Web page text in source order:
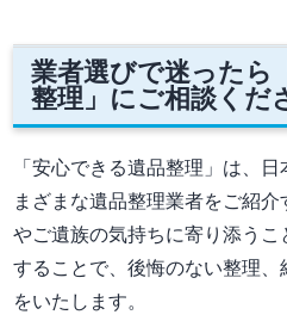
業者選びで迷ったら
整理」にご相談くだ
「安心できる遺品整理」は、
まざまな遺品整理業者をご紹
やご遺族の気持ちに寄り添う
することで、後悔のない整理、
をいたします。